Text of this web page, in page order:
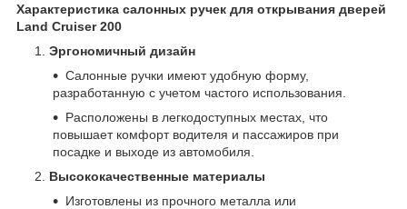
Характеристика салонных ручек для открывания дверей
Land Cruiser 200
Эргономичный дизайн
Салонные ручки имеют удобную форму,
разработанную с учетом частого использования.
Расположены в легкодоступных местах, что
повышает комфорт водителя и пассажиров при
посадке и выходе из автомобиля.
Высококачественные материалы
Изготовлены из прочного металла или